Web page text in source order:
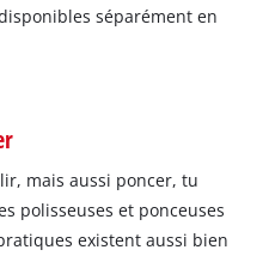
séparément en
mais aussi poncer, tu
polisseuses et ponceuses
existent aussi bien